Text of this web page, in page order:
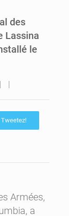
des
Lassina
le
Tweetez!
Armées,
a